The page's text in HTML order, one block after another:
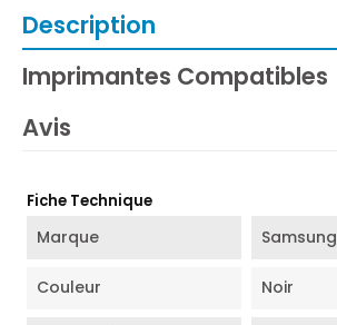
Description
Imprimantes Compatibles
Avis
Fiche Technique
Marque Samsung
Couleur Noir